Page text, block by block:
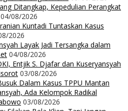
Ditangkap, Kepedulian Perangkat
04/08/2026
Kuntadi Tuntaskan Kasus
2026
Layak Jadi Tersangka dalam
04/08/2026
Entjik S. Djafar dan Kuseryansyah
03/08/2026
Dalam Kasus TPPU Mantan
Ada Kelompok Radikal
03/08/2026